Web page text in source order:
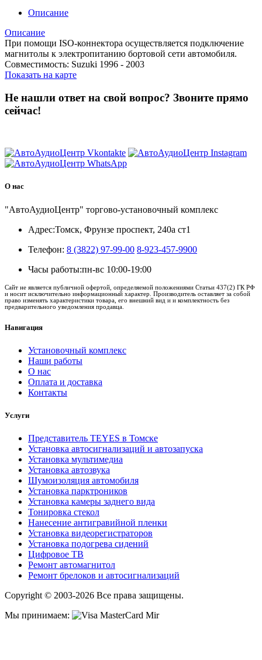
Описание
Описание
При помощи ISO-коннектора осуществляется подключение
магнитолы к электропитанию бортовой сети автомобиля.
Совместимость: Suzuki 1996 - 2003
Показать на карте
Не нашли ответ на свой вопрос? Звоните прямо
сейчас!
О нас
"АвтоАудиоЦентр" торгово-установочный комплекс
Адрес:Томск, Фрунзе проспект, 240а ст1
Телефон: 8 (3822) 97-99-00 8-923-457-9900
Часы работы:пн-вс 10:00-19:00
Сайт не является публичной офертой, определяемой положениями Статьи 437(2) ГК РФ
и носит исключительно информационный характер. Производитель оставляет за собой
право изменять характеристики товара, его внешний вид и и комплектность без
предварительного уведомления продавца.
Навигация
Установочный комплекс
Наши работы
О нас
Оплата и доставка
Контакты
Услуги
Представитель TEYES в Томске
Установка автосигнализаций и автозапуска
Установка мультимедиа
Установка автозвука
Шумоизоляция автомобиля
Установка парктроников
Установка камеры заднего вида
Тонировка стекол
Нанесение антигравийной пленки
Установка видеорегистраторов
Установка подогрева сидений
Цифровое ТВ
Ремонт автомагнитол
Ремонт брелоков и автосигнализаций
Copyright © 2003-2026 Все права защищены.
Мы принимаем: